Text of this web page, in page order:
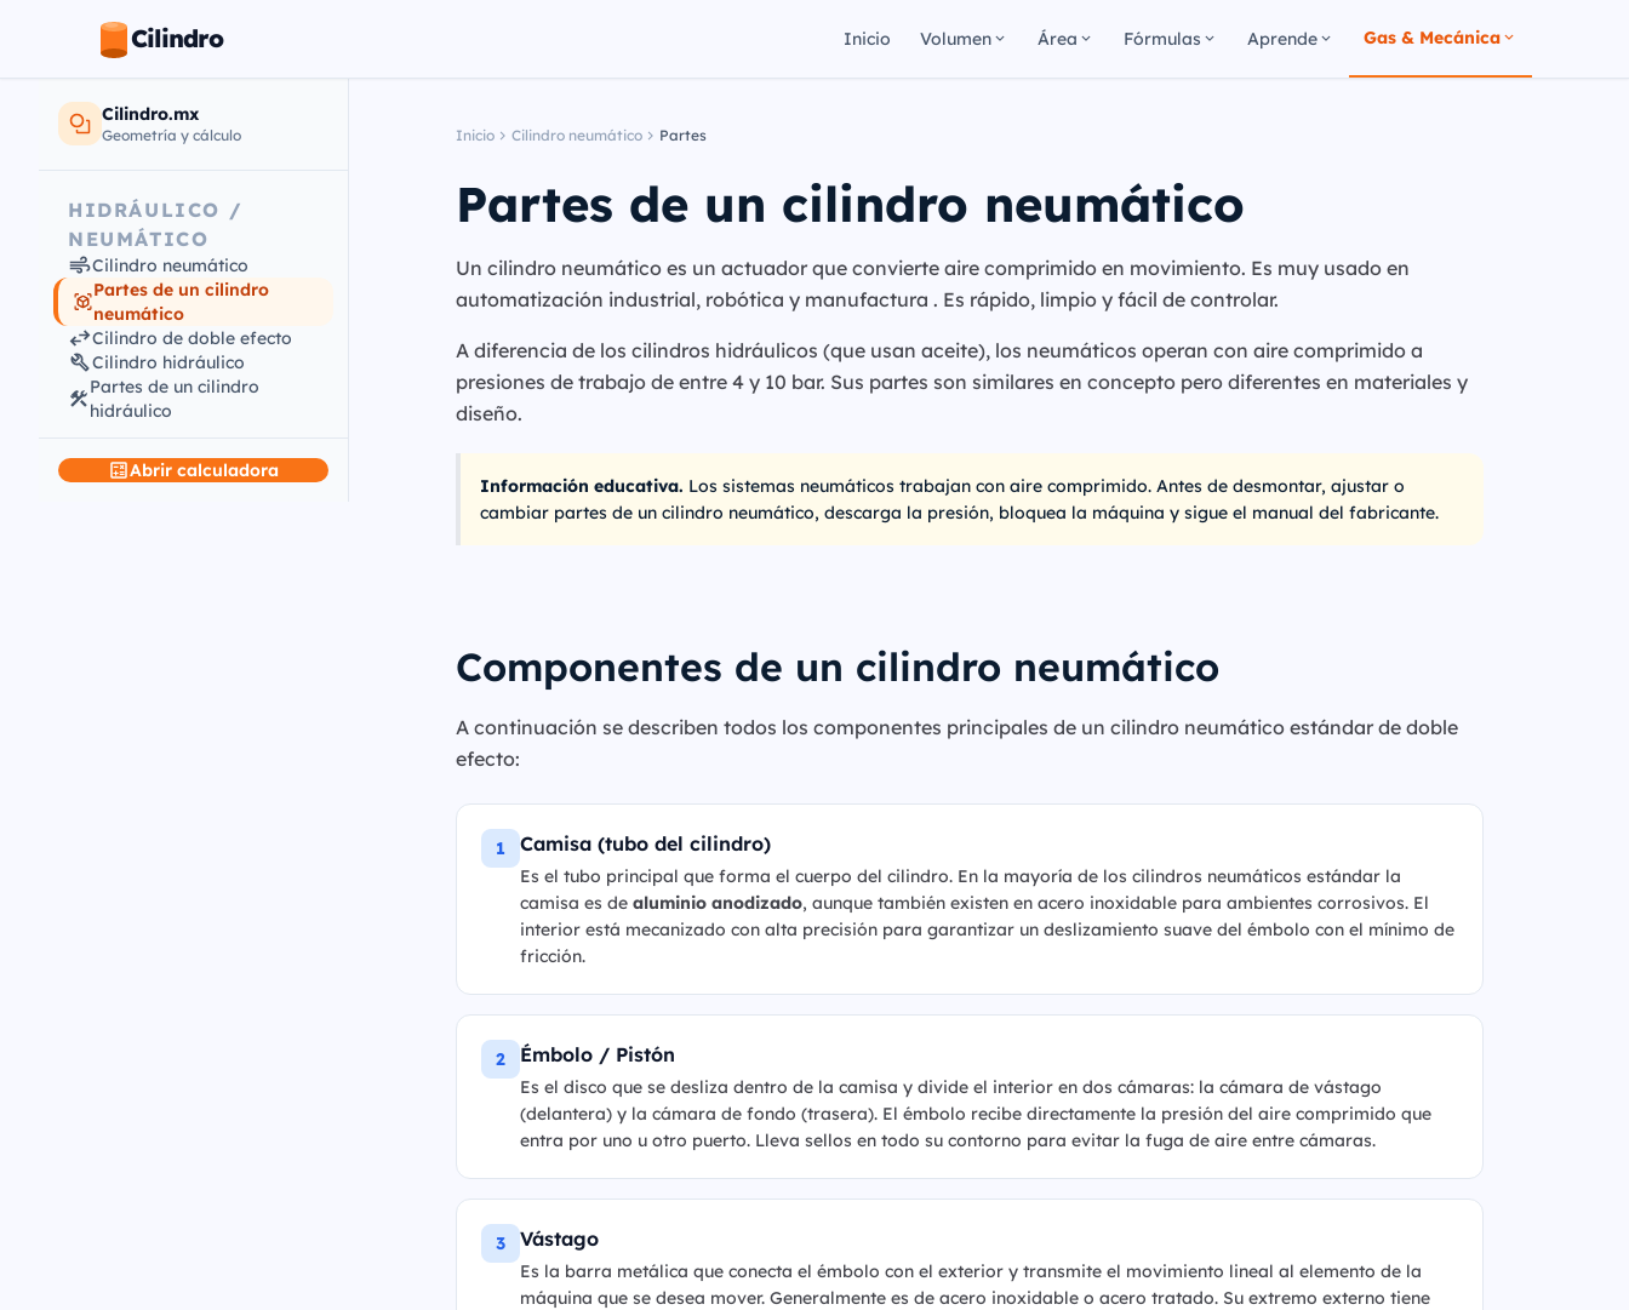
Cilindro Inicio Volumen Área Fórmulas Aprende Gas & Mecánica
Cilindro.mx
Geometría y cálculo
HIDRÁULICO /
NEUMÁTICO
Cilindro neumático
Partes de un cilindro
neumático
Cilindro de doble efecto
Cilindro hidráulico
Partes de un cilindro
hidráulico
Abrir calculadora
Inicio Cilindro neumático Partes
Partes de un cilindro neumático
Un cilindro neumático es un actuador que convierte aire comprimido en movimiento. Es muy usado en
automatización industrial, robótica y manufactura . Es rápido, limpio y fácil de controlar.
A diferencia de los cilindros hidráulicos (que usan aceite), los neumáticos operan con aire comprimido a
presiones de trabajo de entre 4 y 10 bar. Sus partes son similares en concepto pero diferentes en materiales y
diseño.
Información educativa. Los sistemas neumáticos trabajan con aire comprimido. Antes de desmontar, ajustar o
cambiar partes de un cilindro neumático, descarga la presión, bloquea la máquina y sigue el manual del fabricante.
Componentes de un cilindro neumático
A continuación se describen todos los componentes principales de un cilindro neumático estándar de doble
efecto:
1 Camisa (tubo del cilindro)
Es el tubo principal que forma el cuerpo del cilindro. En la mayoría de los cilindros neumáticos estándar la
camisa es de aluminio anodizado, aunque también existen en acero inoxidable para ambientes corrosivos. El
interior está mecanizado con alta precisión para garantizar un deslizamiento suave del émbolo con el mínimo de
fricción.
2 Émbolo / Pistón
Es el disco que se desliza dentro de la camisa y divide el interior en dos cámaras: la cámara de vástago
(delantera) y la cámara de fondo (trasera). El émbolo recibe directamente la presión del aire comprimido que
entra por uno u otro puerto. Lleva sellos en todo su contorno para evitar la fuga de aire entre cámaras.
3 Vástago
Es la barra metálica que conecta el émbolo con el exterior y transmite el movimiento lineal al elemento de la
máquina que se desea mover. Generalmente es de acero inoxidable o acero tratado. Su extremo externo tiene